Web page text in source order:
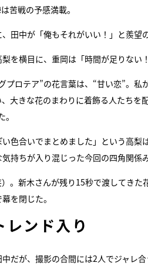
苦戦の予感満載。
田中が「俺もそれがいい！」と羨望
を横目に、重岡は「時間が足りない
プロテア”の花言葉は、“甘い恋”。
大きな花のまわりに着飾る人たち
色合いでまとめました」という高梨
持ちが入り混じった今回の四角関
。新木さんが残り15秒で渡してき
を閉じた。
ンド入り
だが、撮影の合間には2人でジャレ合